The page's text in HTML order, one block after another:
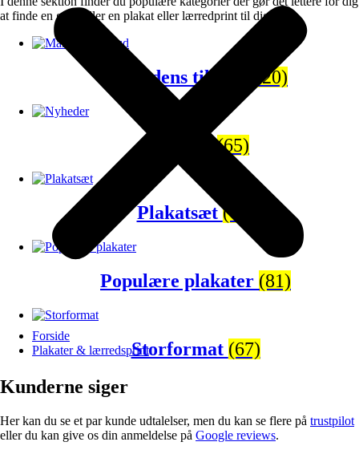
Forside
Plakater & lærredsprint
at finde en gave eller en plakat eller lærredprint til dig selv.
Månedens tilbud (120)
Nyheder(65)
Plakatsæt(43)
Populære plakater (81)
Storformat (67)
Kunderne siger
Her kan du se et par kunde udtalelser, men du kan se flere på trustpilot
eller du kan give os din anmeldelse på Google reviews.